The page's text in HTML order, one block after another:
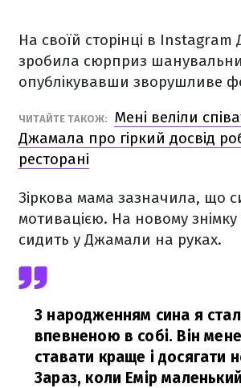
На своїй сторінці в
зробила сюрприз
опублікувавши зворушливе
ЧИТАЙТЕ ТАКОЖ:
Мені веліли
Джамала про гіркий досвід
ресторані
Зіркова мама зазначила, що
мотивацією. На новому знімку
сидить у Джамали на руках.
З народженням сина я
впевненою в собі. Він
ставати краще і досягати
Зараз, коли Емір